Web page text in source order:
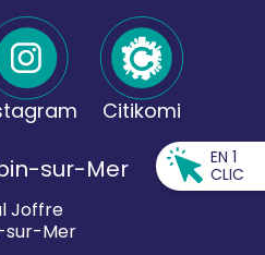
Citikomi
sur-Mer
Joffre
sur-Mer
EN 1
CLIC